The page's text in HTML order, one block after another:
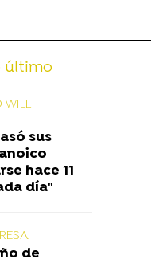
último
WILL
sus
hace 11
día"
de